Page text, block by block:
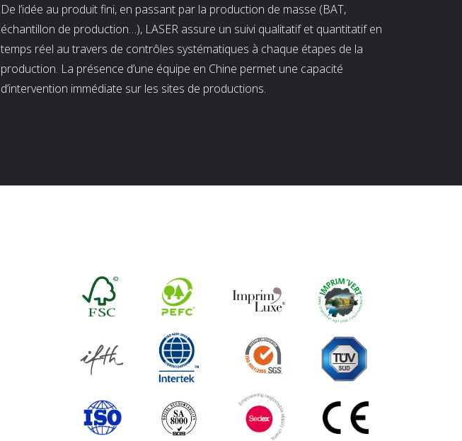
De l’idée au produit fini, en passant par la production de masse (BAT,
échantillon de production…), LASER assure un suivi qualitatif et quantitatif en
temps réel au travers de contrôles systématiques à chaque étapes de la
production. La présence d’une équipe en Chine permet une capacité
d’intervention immédiate sur les sites de productions.